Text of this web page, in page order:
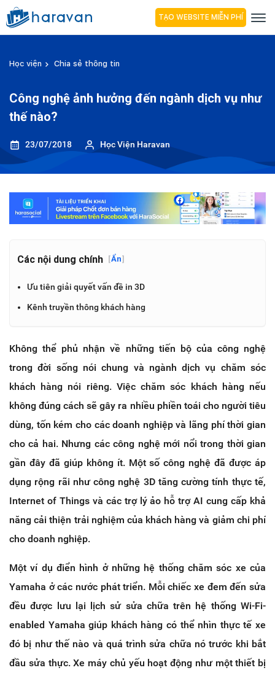
TẠO WEBSITE MIỄN PHÍ
Học viện Chia sẻ thông tin
Công nghệ ảnh hưởng đến ngành dịch vụ như
thế nào?
23/07/2018 Học Viện Haravan
Các nội dung chính [Ẩn]
Ưu tiên giải quyết vấn đề in 3D
Kênh truyền thông khách hàng
Không thể phủ nhận về những tiến bộ của công nghệ
trong đời sống nói chung và ngành dịch vụ chăm sóc
khách hàng nói riêng. Việc chăm sóc khách hàng nếu
không đúng cách sẽ gây ra nhiều phiền toái cho người tiêu
dùng, tốn kém cho các doanh nghiệp và lãng phí thời gian
cho cả hai. Nhưng các công nghệ mới nổi trong thời gian
gần đây đã giúp không ít. Một số công nghệ đã được áp
dụng rộng rãi như công nghệ 3D tăng cường tính thực tế,
Internet of Things và các trợ lý ảo hỗ trợ AI cung cấp khả
năng cải thiện trải nghiệm của khách hàng và giảm chi phí
cho doanh nghiệp.
Một ví dụ điển hình ở những hệ thống chăm sóc xe của
Yamaha ở các nước phát triển. Mỗi chiếc xe đem đến sửa
đều được lưu lại lịch sử sửa chữa trên hệ thống Wi-Fi-
enabled Yamaha giúp khách hàng có thể nhìn thực tế xe
đó bị như thế nào và quá trình sửa chữa nó trước khi bắt
đầu sửa thực.Xe máy chủ yếu hoạt động như một thiết bị